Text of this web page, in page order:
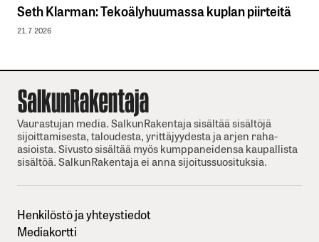
Seth Klarman: Tekoälyhuumassa kuplan piirteitä
21.7.2026
Vaurastujan media. SalkunRakentaja sisältää sisältöjä
sijoittamisesta, taloudesta, yrittäjyydesta ja arjen raha-
asioista. Sivusto sisältää myös kumppaneidensa kaupallista
sisältöä. SalkunRakentaja ei anna sijoitussuosituksia.
Henkilöstö ja yhteystiedot
Mediakortti